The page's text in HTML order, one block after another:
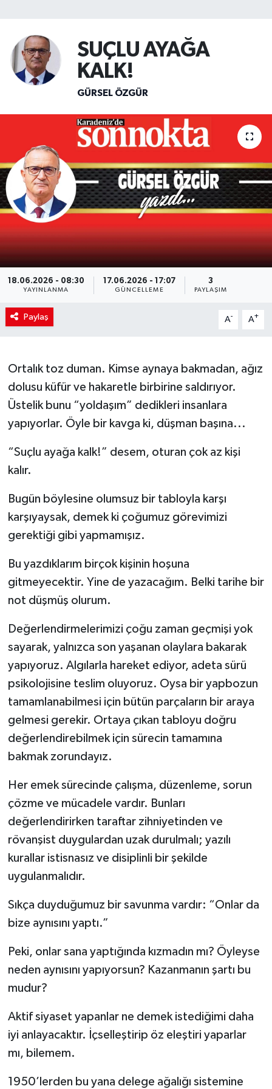
SUÇLU AYAĞA
KALK!
GÜRSEL ÖZGÜR
18.06.2026 - 08:30
YAYINLANMA
17.06.2026 - 17:07
GÜNCELLEME
3
PAYLAŞIM
Paylaş A- A+
Ortalık toz duman. Kimse aynaya bakmadan, ağız
dolusu küfür ve hakaretle birbirine saldırıyor.
Üstelik bunu “yoldaşım” dedikleri insanlara
yapıyorlar. Öyle bir kavga ki, düşman başına...
“Suçlu ayağa kalk!” desem, oturan çok az kişi
kalır.
Bugün böylesine olumsuz bir tabloyla karşı
karşıyaysak, demek ki çoğumuz görevimizi
gerektiği gibi yapmamışız.
Bu yazdıklarım birçok kişinin hoşuna
gitmeyecektir. Yine de yazacağım. Belki tarihe bir
not düşmüş olurum.
Değerlendirmelerimizi çoğu zaman geçmişi yok
sayarak, yalnızca son yaşanan olaylara bakarak
yapıyoruz. Algılarla hareket ediyor, adeta sürü
psikolojisine teslim oluyoruz. Oysa bir yapbozun
tamamlanabilmesi için bütün parçaların bir araya
gelmesi gerekir. Ortaya çıkan tabloyu doğru
değerlendirebilmek için sürecin tamamına
bakmak zorundayız.
Her emek sürecinde çalışma, düzenleme, sorun
çözme ve mücadele vardır. Bunları
değerlendirirken taraftar zihniyetinden ve
rövanşist duygulardan uzak durulmalı; yazılı
kurallar istisnasız ve disiplinli bir şekilde
uygulanmalıdır.
Sıkça duyduğumuz bir savunma vardır: “Onlar da
bize aynısını yaptı.”
Peki, onlar sana yaptığında kızmadın mı? Öyleyse
neden aynısını yapıyorsun? Kazanmanın şartı bu
mudur?
Aktif siyaset yapanlar ne demek istediğimi daha
iyi anlayacaktır. İçselleştirip öz eleştiri yaparlar
mı, bilemem.
1950’lerden bu yana delege ağalığı sistemine
Teknoloji
TRABZON
TRABZONSPOR
Yaşam